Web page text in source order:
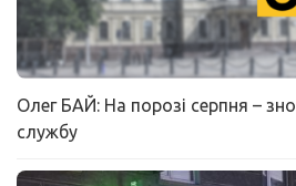
Олег БАЙ: На порозі серпня –
службу